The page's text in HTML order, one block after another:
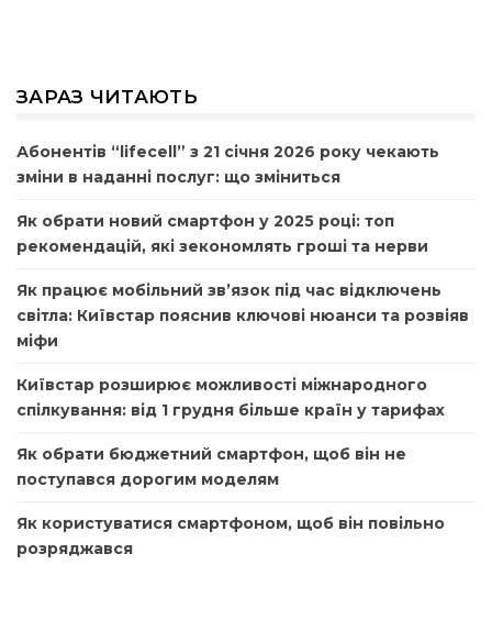
ЗАРАЗ ЧИТАЮТЬ
Абонентів “lifecell” з 21 січня 2026 року чекають
зміни в наданні послуг: що зміниться
Як обрати новий смартфон у 2025 році: топ
рекомендацій, які зекономлять гроші та нерви
Як працює мобільний зв’язок під час відключень
світла: Київстар пояснив ключові нюанси та розвіяв
міфи
Київстар розширює можливості міжнародного
спілкування: від 1 грудня більше країн у тарифах
Як обрати бюджетний смартфон, щоб він не
поступався дорогим моделям
Як користуватися смартфоном, щоб він повільно
розряджався